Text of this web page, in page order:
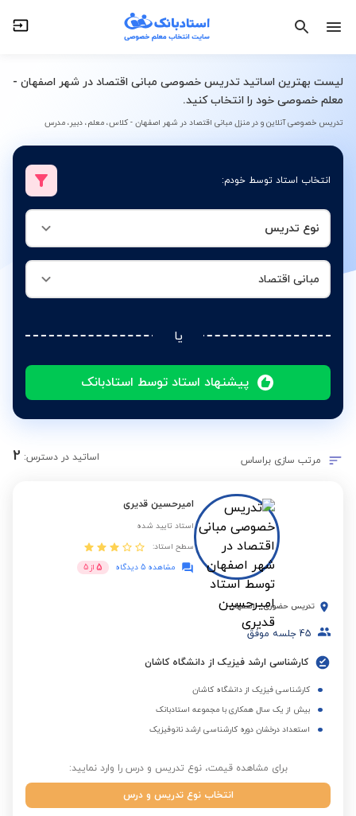
لیست بهترین اساتید تدریس خصوصی مبانی اقتصاد در شهر اصفهان -
معلم خصوصی خود را انتخاب کنید.
تدریس خصوصی آنلاین و در منزل مبانی اقتصاد در شهر اصفهان - کلاس، معلم، دبیر، مدرس
انتخاب استاد توسط خودم:
نوع تدریس
مبانی اقتصاد
یا
پیشنهاد استاد توسط استادبانک
مبانی اقتصاد
مرتب سازی براساس اساتید در دسترس: 2
امیرحسین قدیری
استاد تایید شده
سطح استاد:
مشاهده 5 دیدگاه
5 از 5
تدریس حضوری - اصفهان
45 جلسه موفق
کارشناسی ارشد فیزیک از دانشگاه کاشان
کارشناسی فیزیک از دانشگاه کاشان
بیش از یک سال همکاری با مجموعه استادبانک
استعداد درخشان دوره کارشناسی ارشد نانوفیزیک
برای مشاهده قیمت، نوع تدریس و درس را وارد نمایید:
انتخاب نوع تدریس و درس